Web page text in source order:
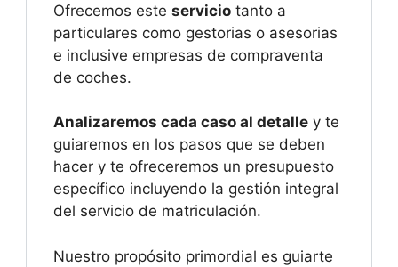
Ofrecemos este servicio tanto a
particulares como gestorias o asesorias
e inclusive empresas de compraventa
de coches.
Analizaremos cada caso al detalle y te
guiaremos en los pasos que se deben
hacer y te ofreceremos un presupuesto
específico incluyendo la gestión integral
del servicio de matriculación.
Nuestro propósito primordial es guiarte